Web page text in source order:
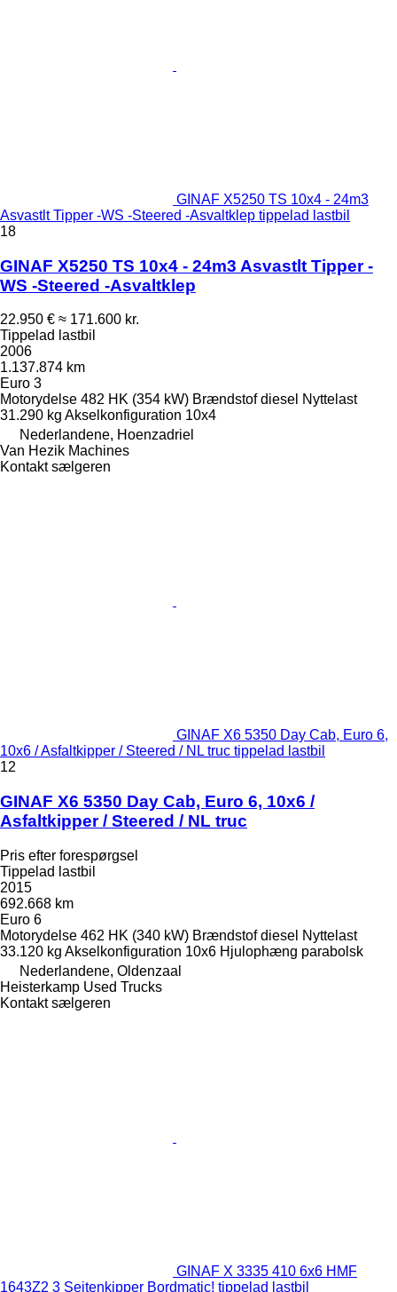
GINAF X5250 TS 10x4 - 24m3
Asvastlt Tipper -WS -Steered -Asvaltklep tippelad lastbil
18
GINAF X5250 TS 10x4 - 24m3 Asvastlt Tipper -
WS -Steered -Asvaltklep
22.950 € ≈ 171.600 kr.
Tippelad lastbil
2006
1.137.874 km
Euro 3
Motorydelse 482 HK (354 kW) Brændstof diesel Nyttelast
31.290 kg Akselkonfiguration 10x4
Nederlandene, Hoenzadriel
Van Hezik Machines
Kontakt sælgeren
GINAF X6 5350 Day Cab, Euro 6,
10x6 / Asfaltkipper / Steered / NL truc tippelad lastbil
12
GINAF X6 5350 Day Cab, Euro 6, 10x6 /
Asfaltkipper / Steered / NL truc
Pris efter forespørgsel
Tippelad lastbil
2015
692.668 km
Euro 6
Motorydelse 462 HK (340 kW) Brændstof diesel Nyttelast
33.120 kg Akselkonfiguration 10x6 Hjulophæng parabolsk
Nederlandene, Oldenzaal
Heisterkamp Used Trucks
Kontakt sælgeren
GINAF X 3335 410 6x6 HMF
1643Z2 3 Seitenkipper Bordmatic! tippelad lastbil